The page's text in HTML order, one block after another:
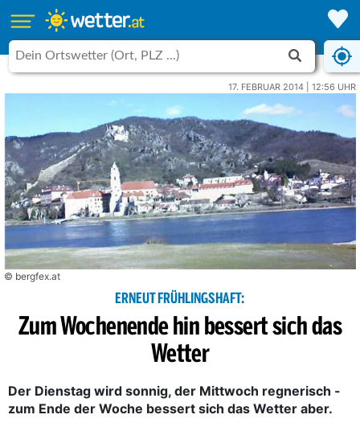
17. FEBRUAR 2014 | 12:56 UHR
© bergfex.at
ERNEUT FRÜHLINGSHAFT:
Zum Wochenende hin bessert sich das
Wetter
Der Dienstag wird sonnig, der Mittwoch regnerisch -
zum Ende der Woche bessert sich das Wetter aber.